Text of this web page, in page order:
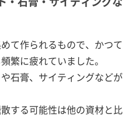
て作られるもので、かつて
繁に疲れていました。
石膏、サイティングなどが
する可能性は他の資材と比